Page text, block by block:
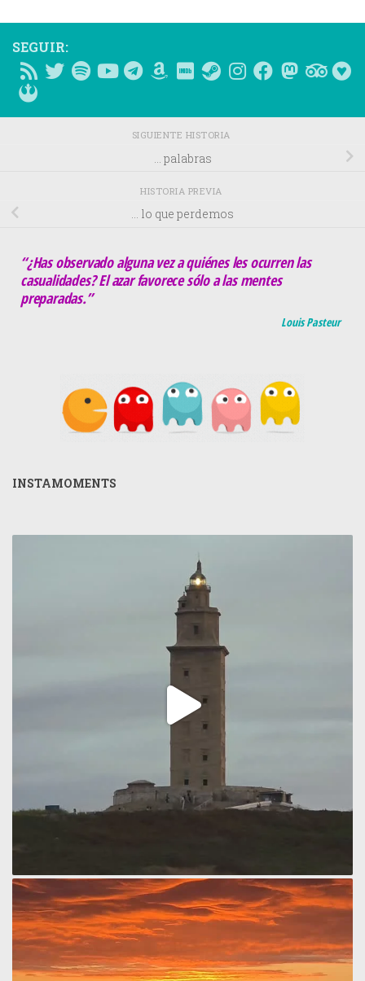
SEGUIR:
SIGUIENTE HISTORIA
… palabras
HISTORIA PREVIA
… lo que perdemos
“¿Has observado alguna vez a quiénes les ocurren las
casualidades? El azar favorece sólo a las mentes
preparadas.”
Louis Pasteur
INSTAMOMENTS